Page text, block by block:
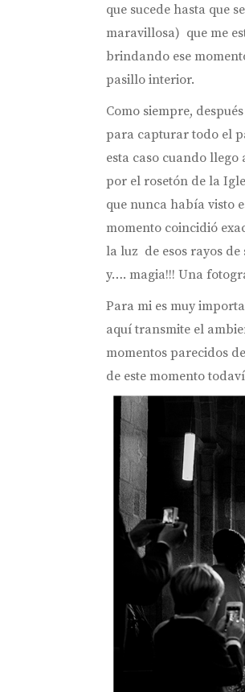
que sucede hasta que
maravillosa) que me
brindando ese
pasillo interior.
Como siempre,
para capturar todo el
esta caso cuando
por el rosetón de la
que nunca había visto
momento coincidió
la luz de esos rayos
y…. magia!!! Una
Para mi es muy
aquí transmite el
momentos parecidos
de este momento